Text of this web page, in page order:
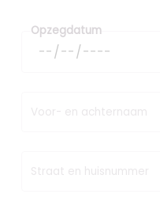
Opzegdatum
Voor- en achternaam
Straat en huisnummer